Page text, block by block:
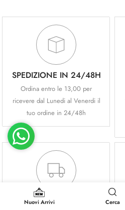
SPEDIZIONE IN 24/48H
Ordina entro le 13,00 per
ricevere dal Lunedi al Venerdi il
tuo ordine in 24/48h
SPEDIZIONE GRATUITA
Nuovi Arrivi Cerca